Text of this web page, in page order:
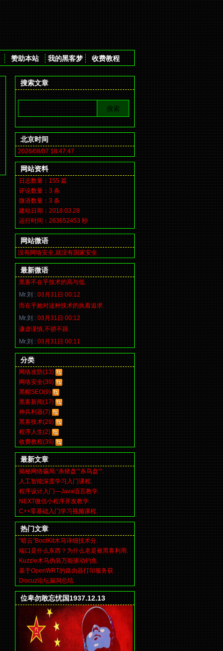
赞助本站 我的黑客梦 收费教程
搜索文章
北京时间
2026/08/07 18:47:48
网站资料
日志数量：155 篇
评论数量：3 条
微语数量：3 条
建站日期：2018.03.28
运行时间：263652453 秒
网站微语
没有网络安全,就没有国家安全.
最新微语
黑客不在乎技术的高与低.
Mr.刘 :03月31日 00:12
而在乎她对这种技术的执着追求.
Mr.刘 :03月31日 00:12
谦虚谨慎,不骄不躁.
Mr.刘 :03月31日 00:11
分类
网络攻防(13)
网络安全(39)
黑帽SEO(9)
黑客新闻(17)
神兵利器(7)
黑客技术(29)
程序人生(2)
收费教程(39)
最新文章
揭秘网络骗局.“杀猪盘”“杀鸟盘”“.
人工智能深度学习入门课程.
程序设计入门—Java语言教学.
NEXT微信小程序开发教学.
C++零基础入门学习视频课程.
热门文章
“暗云”BootKit木马详细技术分.
端口是什么东西？为什么老是被黑客利用.
Kuzzle木马伪装万能驱动钓鱼.
基于OpenWRT的路由器打印服务获.
Discuz论坛漏洞总结.
位卑勿敢忘忧国1937.12.13